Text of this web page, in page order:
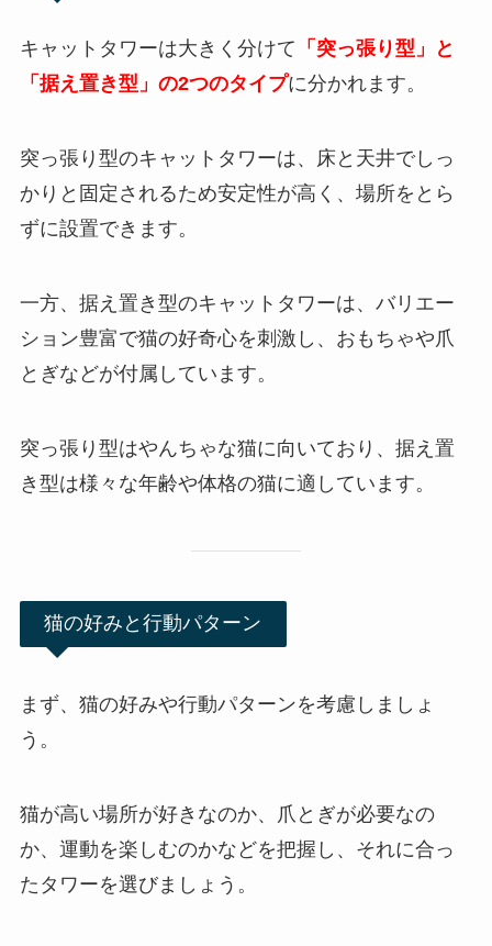
キャットタワーは大きく分けて 「突っ張り型」と
「据え置き型」の2つのタイプに分かれます。
突っ張り型のキャットタワーは、床と天井でしっ
かりと固定されるため安定性が高く、場所をとら
ずに設置できます。
一方、据え置き型のキャットタワーは、バリエー
ション豊富で猫の好奇心を刺激し、おもちゃや爪
とぎなどが付属しています。
突っ張り型はやんちゃな猫に向いており、据え置
き型は様々な年齢や体格の猫に適しています。
猫の好みと行動パターン
まず、猫の好みや行動パターンを考慮しましょ
う。
猫が高い場所が好きなのか、爪とぎが必要なの
か、運動を楽しむのかなどを把握し、それに合っ
たタワーを選びましょう。